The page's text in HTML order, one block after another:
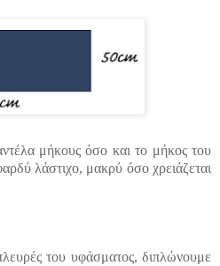
μήκους όσο και το μήκος του
λάστιχο, μακρύ όσο χρειάζεται
του υφάσματος, διπλώνουμε